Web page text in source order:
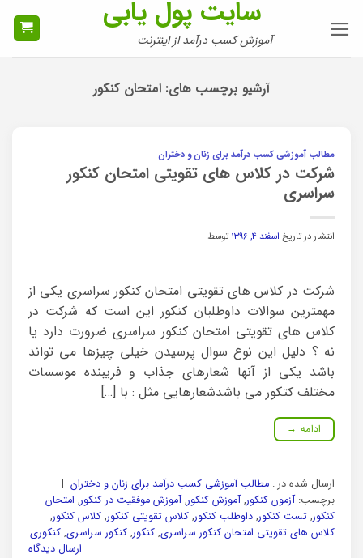
سایت پول یابی
آموزش کسب درآمد از اینترنت
آرشیو برچسب های: امتحان کنکور
مطالب آموزشی کسب درآمد برای زنان و دختران
شرکت در کلاس های تقویتی امتحان کنکور
سراسری
انتشار در تاریخ اسفند ۴, ۱۳۹۶ توسط
شرکت در کلاس های تقویتی امتحان کنکور سراسری یکی از
مهمترین سوالات داوطلبان کنکور این است که شرکت در
کلاس های تقویتی امتحان کنکور سراسری ضرورت دارد یا
نه ؟ دلیل این نوع سوال پرسیدن خیلی چیزها می تواند
باشد یکی از آنها شعارهای جذاب و فریبنده موسسات
مختلف کتکور می باشدشعارهایی مثل : با […]
ادامه →
ارسال شده در : مطالب آموزشی کسب درآمد برای زنان و دختران |
برچسب:آزمون کنکور,آموزش کنکور,آموزش موفقیت در کنکور, امتحان
کنکور, تست کنکور, داوطلب کنکور, کلاس تقویتی کنکور, کلاس کنکور,
کلاس های تقویتی امتحان کنکور سراسری, کنکور, کنکور سراسری, کنکوری
ارسال دیدگاه